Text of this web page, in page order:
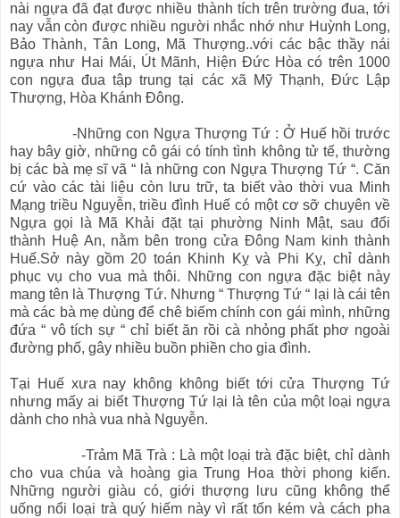
nài ngựa đã đạt được nhiều thành tích trên trường đua, tới
nay vẫn còn được nhiều người nhắc nhớ như Huỳnh Long,
Bảo Thành, Tân Long, Mã Thượng..với các bậc thầy nái
ngựa như Hai Mái, Út Mãnh, Hiện Đức Hòa có trên 1000
con ngựa đua tập trung tại các xã Mỹ Thạnh, Đức Lập
Thượng, Hòa Khánh Đông.
-Những con Ngựa Thượng Tứ : Ở Huế hồi trước
hay bây giờ, những cô gái có tính tình không tử tế, thường
bị các bà mẹ sĩ vã “ là những con Ngựa Thượng Tứ “. Căn
cứ vào các tài liệu còn lưu trữ, ta biết vào thời vua Minh
Mạng triều Nguyễn, triều đình Huế có một cơ sỡ chuyên về
Ngựa gọi là Mã Khải đặt tại phường Ninh Mật, sau đổi
thành Huệ An, nằm bên trong cửa Đông Nam kinh thành
Huế.Sở này gồm 20 toán Khinh Kỵ và Phi Kỵ, chỉ dành
phục vụ cho vua mà thôi. Những con ngựa đặc biệt này
mang tên là Thượng Tứ. Nhưng “ Thượng Tứ “ lại là cái tên
mà các bà mẹ dùng để chê biếm chính con gái mình, những
đứa “ vô tích sự “ chỉ biết ăn rồi cà nhỏng phất phơ ngoài
đường phố, gây nhiều buồn phiền cho gia đình.
Tại Huế xưa nay không không biết tới cửa Thượng Tứ
nhưng mấy ai biết Thượng Tứ lại là tên của một loại ngựa
dành cho nhà vua nhà Nguyễn.
-Trảm Mã Trà : Là một loại trà đặc biệt, chỉ dành
cho vua chúa và hoàng gia Trung Hoa thời phong kiến.
Những người giàu có, giới thượng lưu cũng không thể
uống nổi loại trà quý hiếm này vì rất tốn kém và cách pha